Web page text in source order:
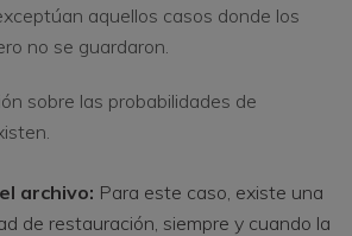
aquellos casos donde los
no se guardaron.
sobre las probabilidades de
archivo: Para este caso, existe una
de restauración, siempre y cuando la